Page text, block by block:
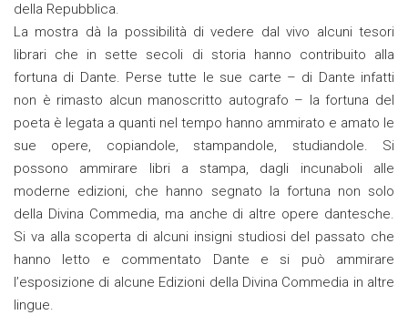
della Repubblica.
La mostra dà la possibilità di vedere dal vivo alcuni tesori
librari che in sette secoli di storia hanno contribuito alla
fortuna di Dante. Perse tutte le sue carte – di Dante infatti
non è rimasto alcun manoscritto autografo – la fortuna del
poeta è legata a quanti nel tempo hanno ammirato e amato le
sue opere, copiandole, stampandole, studiandole. Si
possono ammirare libri a stampa, dagli incunaboli alle
moderne edizioni, che hanno segnato la fortuna non solo
della Divina Commedia, ma anche di altre opere dantesche.
Si va alla scoperta di alcuni insigni studiosi del passato che
hanno letto e commentato Dante e si può ammirare
l’esposizione di alcune Edizioni della Divina Commedia in altre
lingue.